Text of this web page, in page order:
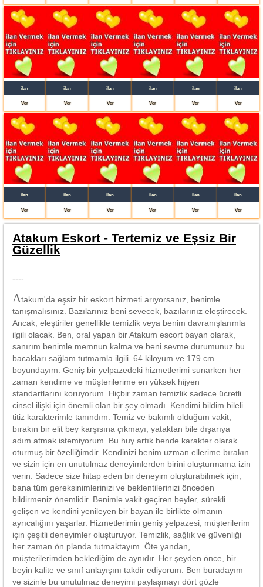
ilan
Ver
ilan
Ver
ilan
Ver
ilan
Ver
ilan
Ver
ilan
Ver
ilan
Ver
ilan
Ver
ilan
Ver
ilan
Ver
ilan
Ver
ilan
Ver
Atakum Eskort - Tertemiz ve Eşsiz Bir
Güzellik
----
Atakum'da eşsiz bir eskort hizmeti arıyorsanız, benimle
tanışmalısınız. Bazılarınız beni sevecek, bazılarınız eleştirecek.
Ancak, eleştiriler genellikle temizlik veya benim davranışlarımla
ilgili olacak. Ben, oral yapan bir Atakum escort bayan olarak,
sanırım benimle memnun kalma ve beni sevme durumunuz bu
bacakları sağlam tutmamla ilgili. 64 kiloyum ve 179 cm
boyundayım. Geniş bir yelpazedeki hizmetlerimi sunarken her
zaman kendime ve müşterilerime en yüksek hijyen
standartlarını koruyorum. Hiçbir zaman temizlik sadece ücretli
cinsel ilişki için önemli olan bir şey olmadı. Kendimi bildim bileli
titiz karakterimle tanındım. Temiz ve bakımlı olduğum vakit,
bırakın bir elit bey karşısına çıkmayı, yataktan bile dışarıya
adım atmak istemiyorum. Bu huy artık bende karakter olarak
oturmuş bir özelliğimdir. Kendinizi benim uzman ellerime bırakın
ve sizin için en unutulmaz deneyimlerden birini oluşturmama izin
verin. Sadece size hitap eden bir deneyim oluşturabilmek için,
bana tüm gereksinimlerinizi ve beklentilerinizi önceden
bildirmeniz önemlidir. Benimle vakit geçiren beyler, sürekli
gelişen ve kendini yenileyen bir bayan ile birlikte olmanın
ayrıcalığını yaşarlar. Hizmetlerimin geniş yelpazesi, müşterilerim
için çeşitli deneyimler oluşturuyor. Temizlik, sağlık ve güvenliği
her zaman ön planda tutmaktayım. Öte yandan,
müşterilerimden beklediğim de aynıdır. Her şeyden önce, bir
beyin kalite ve sınıf anlayışını takdir ediyorum. Ben buradayım
ve sizinle bu unutulmaz deneyimi paylaşmayı dört gözle